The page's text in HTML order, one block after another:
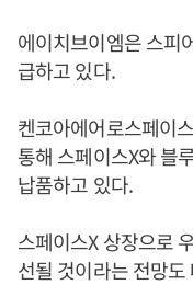
에이치브이엠은 스피
급하고 있다.
켄코아에어로스페이
통해 스페이스X와 블
납품하고 있다.
스페이스X 상장으로
선될 것이라는 전망도